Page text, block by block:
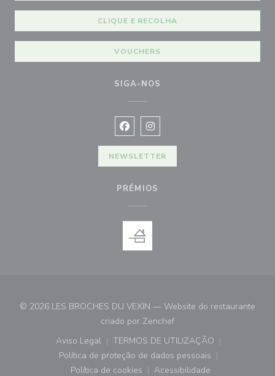
CLIQUE E RECOLHA
VOUCHERS
SIGA-NOS
Facebook ((abre numa nova janela))
Instagram ((abre numa nova
NEWSLETTER
PRÉMIOS
© 2026 LES BROCHES DU VEXIN — Website do restaurante
criado por Zenchef((abre numa nova janela))
Aviso Legal
((abre numa nova janela))
TERMOS DE UTILIZAÇÃO
((abre numa nova janela))
Política de proteção de dados pessoais
((abre numa nova janela))
Política de cookies Acessibilidade